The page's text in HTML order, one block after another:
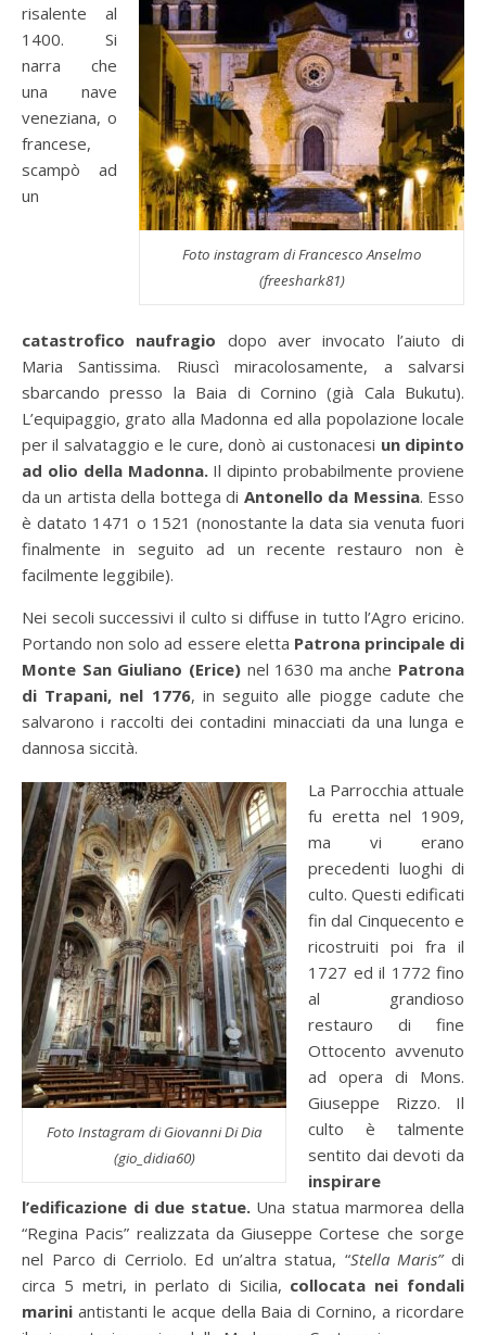
Foto instagram di Francesco Anselmo
(freeshark81)
risalente al
1400. Si
narra che
una nave
veneziana, o
francese,
scampò ad
un
catastrofico naufragio dopo aver invocato l’aiuto di
Maria Santissima. Riuscì miracolosamente, a salvarsi
sbarcando presso la Baia di Cornino (già Cala Bukutu).
L’equipaggio, grato alla Madonna ed alla popolazione locale
per il salvataggio e le cure, donò ai custonacesi un dipinto
ad olio della Madonna. Il dipinto probabilmente proviene
da un artista della bottega di Antonello da Messina. Esso
è datato 1471 o 1521 (nonostante la data sia venuta fuori
finalmente in seguito ad un recente restauro non è
facilmente leggibile).
Nei secoli successivi il culto si diffuse in tutto l’Agro ericino.
Portando non solo ad essere eletta Patrona principale di
Monte San Giuliano (Erice)nel 1630 ma anche Patrona
di Trapani, nel 1776, in seguito alle piogge cadute che
salvarono i raccolti dei contadini minacciati da una lunga e
dannosa siccità.
Foto Instagram di Giovanni Di Dia
(gio_didia60)
La Parrocchia attuale
fu eretta nel 1909,
ma vi erano
precedenti luoghi di
culto. Questi edificati
fin dal Cinquecento e
ricostruiti poi fra il
1727 ed il 1772 fino
al grandioso
restauro di fine
Ottocento avvenuto
ad opera di Mons.
Giuseppe Rizzo. Il
culto è talmente
sentito dai devoti da
inspirare
l’edificazione di due statue.Una statua marmorea della
“Regina Pacis” realizzata da Giuseppe Cortese che sorge
nel Parco di Cerriolo. Ed un’altra statua, “Stella Maris”di
circa 5 metri, in perlato di Sicilia, collocata nei fondali
marini antistanti le acque della Baia di Cornino, a ricordare